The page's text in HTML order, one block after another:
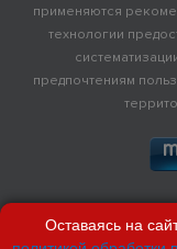
применяются
технологии
предпочтениям
Оставаясь на